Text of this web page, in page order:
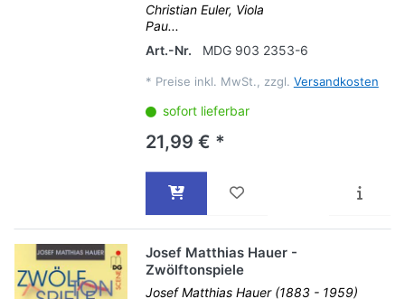
Christian Euler, Viola
Pau...
Art.-Nr.
MDG 903 2353-6
* Preise inkl. MwSt., zzgl. Versandkosten
sofort lieferbar
21,99 € *
Josef Matthias Hauer -
Zwölftonspiele
Josef Matthias Hauer (1883 - 1959)